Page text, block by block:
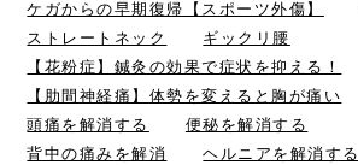
ケガからの早期復帰【スポーツ外傷】
ストレートネック
ギックリ腰
【花粉症】鍼灸の効果で症状を抑える！
【肋間神経痛】体勢を変えると胸が痛い
頭痛を解消する
便秘を解消する
背中の痛みを解消
ヘルニアを解消する